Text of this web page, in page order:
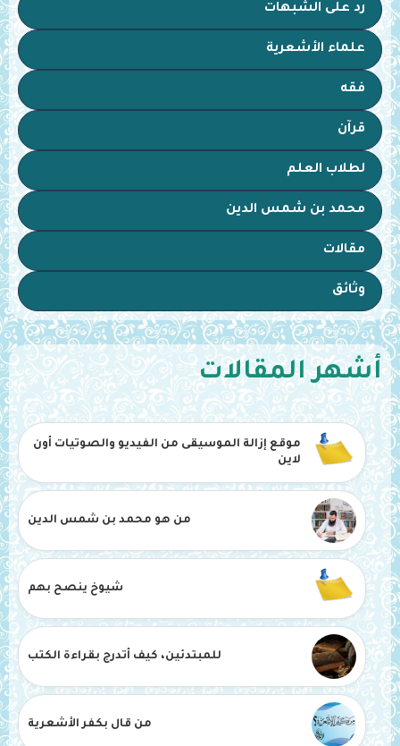
رد على الشبهات
علماء الأشعرية
فقه
قرآن
لطلاب العلم
محمد بن شمس الدين
مقالات
وثائق
أشهر المقالات
موقع إزالة الموسيقى من الفيديو والصوتيات أون
لاين
من هو محمد بن شمس الدين
شيوخ ينصح بهم
للمبتدئين، كيف أتدرج بقراءة الكتب
من قال بكفر الأشعرية